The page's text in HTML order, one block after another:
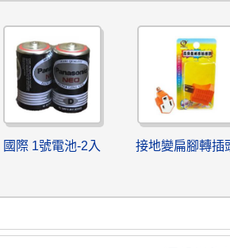
國際 1號電池-2入 接地變扁腳轉插